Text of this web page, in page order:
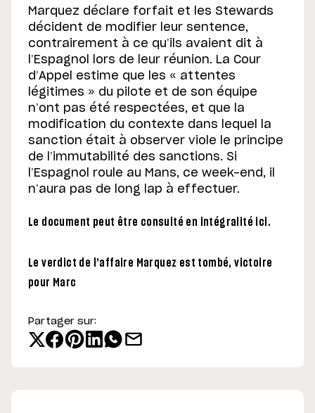
Marquez déclare forfait et les Stewards
décident de modifier leur sentence,
contrairement à ce qu’ils avaient dit à
l’Espagnol lors de leur réunion. La Cour
d’Appel estime que les « attentes
légitimes » du pilote et de son équipe
n’ont pas été respectées, et que la
modification du contexte dans lequel la
sanction était à observer viole le principe
de l’immutabilité des sanctions. Si
l’Espagnol roule au Mans, ce week-end, il
n’aura pas de long lap à effectuer.
Le document peut être consulté en intégralité ici.
Le verdict de l’affaire Marquez est tombé, victoire
pour Marc
Partager sur: